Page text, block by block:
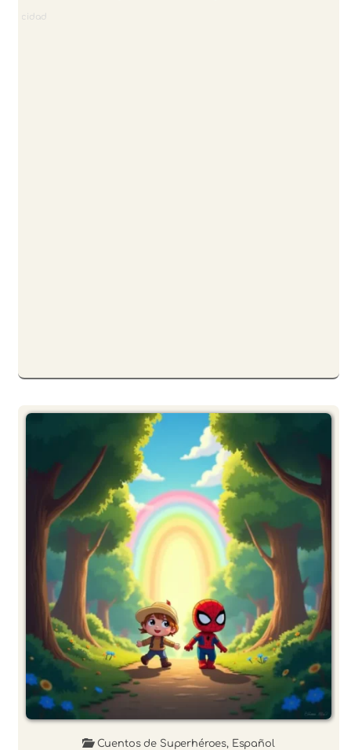
Cuentos de Superhéroes, Español